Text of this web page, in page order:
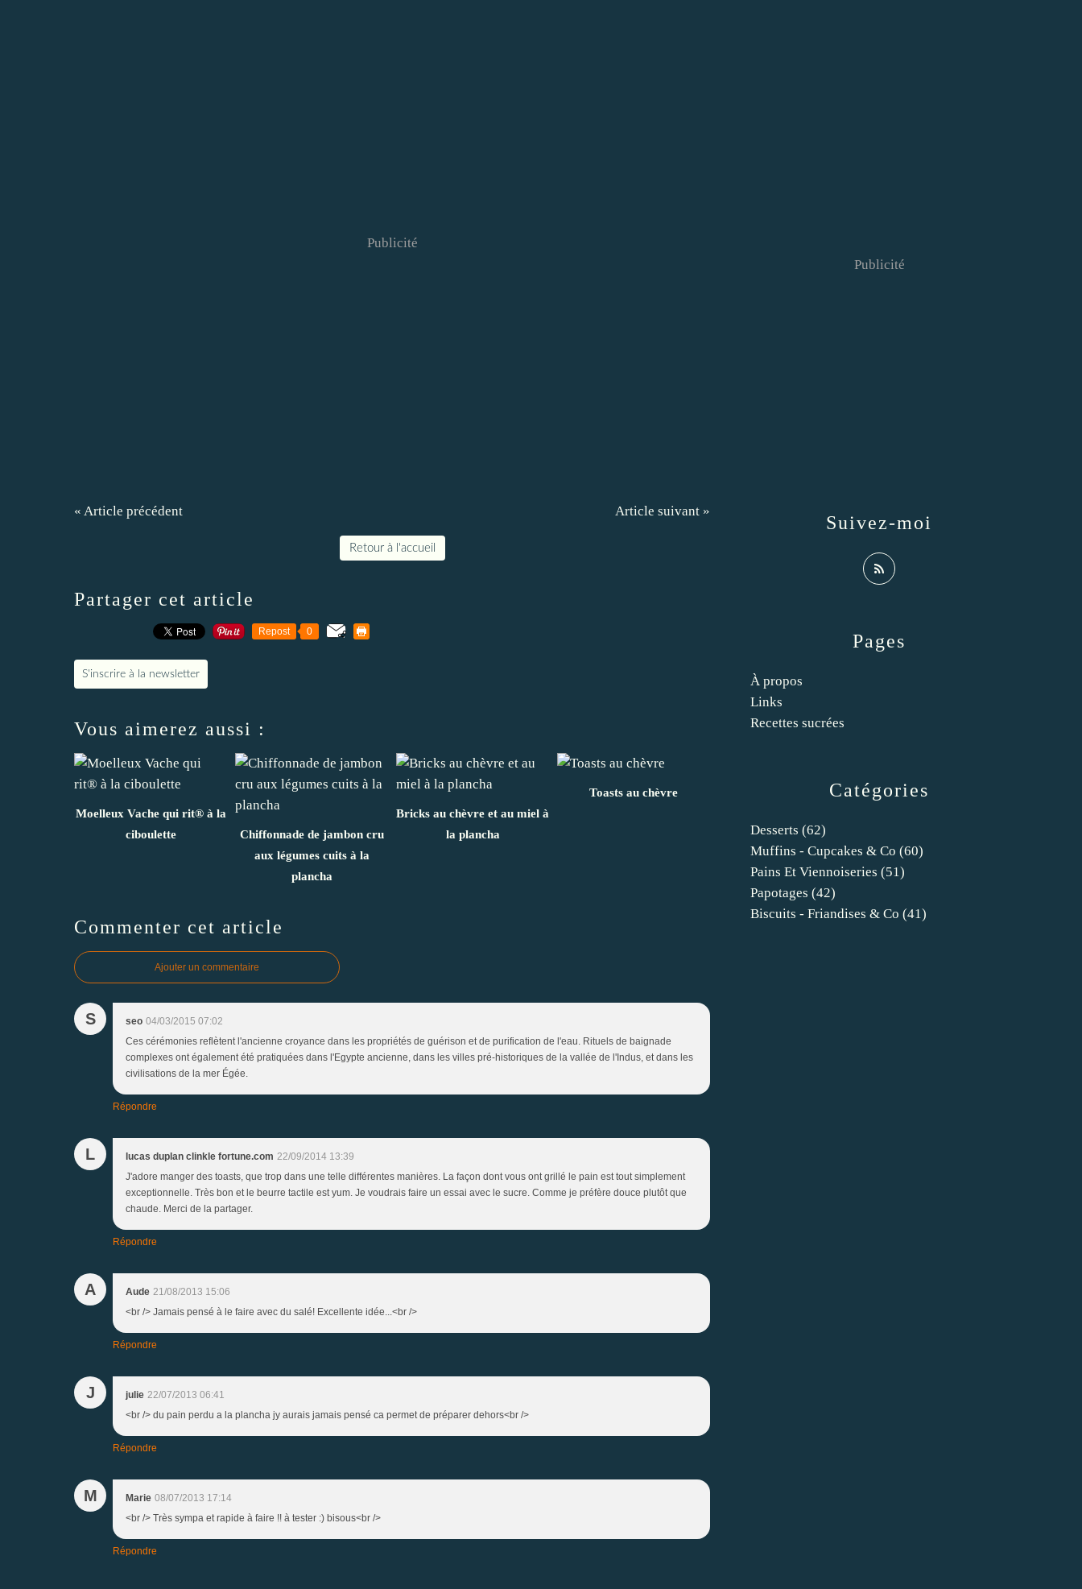
Publicité
« Article précédent Article suivant »
Retour à l'accueil
Partager cet article
Repost 0
S'inscrire à la newsletter
Vous aimerez aussi :
Moelleux Vache qui rit® à la
ciboulette
Chiffonnade de jambon cru
aux légumes cuits à la
plancha
Bricks au chèvre et au miel à
la plancha
Toasts au chèvre
Commenter cet article
Ajouter un commentaire
S seo 04/03/2015 07:02
Ces cérémonies reflètent l'ancienne croyance dans les propriétés de guérison et de purification de l'eau. Rituels de baignade
complexes ont également été pratiquées dans l'Egypte ancienne, dans les villes pré-historiques de la vallée de l'Indus, et dans les
civilisations de la mer Égée.
Répondre
L lucas duplan clinkle fortune.com 22/09/2014 13:39
J'adore manger des toasts, que trop dans une telle différentes manières. La façon dont vous ont grillé le pain est tout simplement
exceptionnelle. Très bon et le beurre tactile est yum. Je voudrais faire un essai avec le sucre. Comme je préfère douce plutôt que
chaude. Merci de la partager.
Répondre
A Aude 21/08/2013 15:06
<br /> Jamais pensé à le faire avec du salé! Excellente idée...<br />
Répondre
J julie 22/07/2013 06:41
<br /> du pain perdu a la plancha jy aurais jamais pensé ca permet de préparer dehors<br />
Répondre
M Marie 08/07/2013 17:14
<br /> Très sympa et rapide à faire !! à tester :) bisous<br />
Répondre
Catégories
Desserts (62)
Muffins - Cupcakes & Co (60)
Pains Et Viennoiseries (51)
Papotages (42)
Biscuits - Friandises & Co (41)
Pages
À propos
Links
Recettes sucrées
Suivez-moi
Publicité